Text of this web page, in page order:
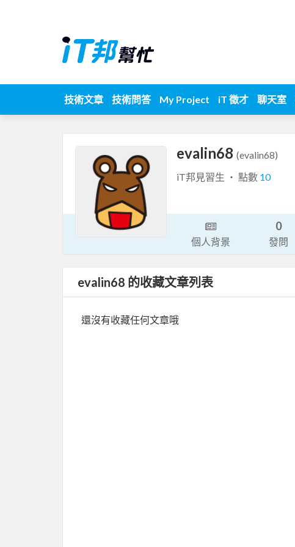
技術文章 技術問答 My Project iT 徵才 聊天室
evalin68 (evalin68)
iT邦見習生 ‧ 點數 10
個人背景
0
發問
evalin68 的收藏文章列表
還沒有收藏任何文章哦